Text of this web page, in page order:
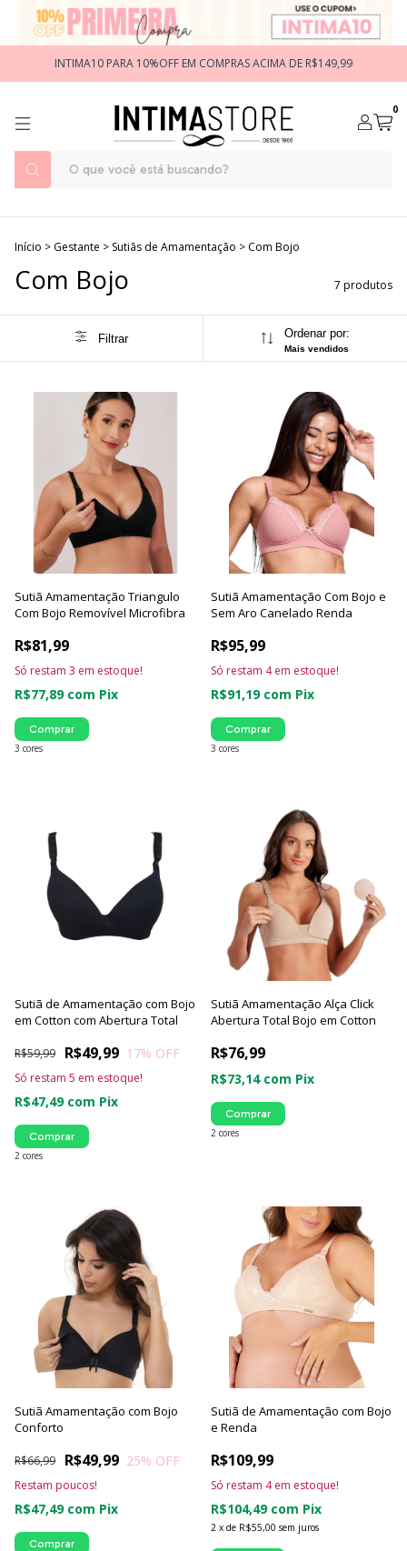
INTIMA10 PARA 10%OFF EM COMPRAS ACIMA DE R$149,99
0
Início > Gestante > Sutiãs de Amamentação > Com Bojo
Com Bojo 7 produtos
Filtrar Ordenar por:
Mais vendidos
Sutiã Amamentação Triangulo
Com Bojo Removível Microfibra
R$81,99
R$77,89 com Pix
Só restam 3 em estoque!
3 cores
Comprar
Sutiã Amamentação Com Bojo e
Sem Aro Canelado Renda
R$95,99
R$91,19 com Pix
Só restam 4em estoque!
3 cores
Comprar
Sutiã de Amamentação com Bojo
em Cotton com Abertura Total
R$49,99
R$59,99 17% OFF
R$47,49 com Pix
Só restam 5 em estoque!
2 cores
Comprar
Sutiã Amamentação Alça Click
Abertura Total Bojo em Cotton
R$76,99
R$73,14 com Pix
2 cores
Comprar
Sutiã Amamentação com Bojo
Conforto
R$49,99
R$66,99 25% OFF
R$47,49 com Pix
Restam poucos!
Comprar
Sutiã de Amamentação com Bojo
e Renda
R$109,99
2 x de R$55,00 sem juros
R$104,49 com Pix
Só restam 4em estoque!